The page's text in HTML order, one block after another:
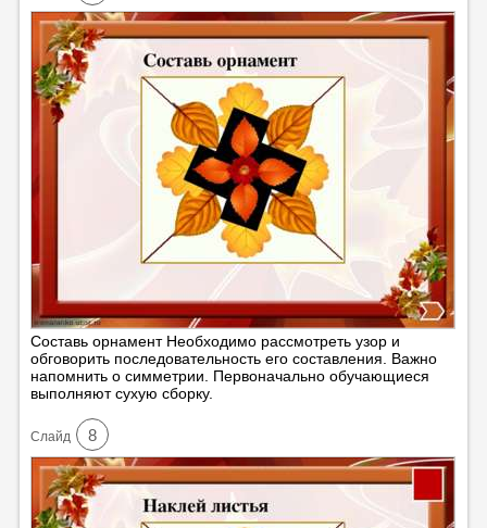
Составь орнамент Необходимо рассмотреть узор и
обговорить последовательность его составления. Важно
напомнить о симметрии. Первоначально обучающиеся
выполняют сухую сборку.
Cлайд 8